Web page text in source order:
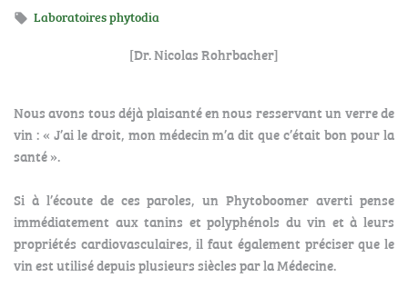
 Laboratoires phytodia
[Dr. Nicolas Rohrbacher]
Nous avons tous déjà plaisanté en nous resservant un verre de
vin : « J’ai le droit, mon médecin m’a dit que c’était bon pour la
santé ».
Si à l’écoute de ces paroles, un Phytoboomer averti pense
immédiatement aux tanins et polyphénols du vin et à leurs
propriétés cardiovasculaires, il faut également préciser que le
vin est utilisé depuis plusieurs siècles par la Médecine.